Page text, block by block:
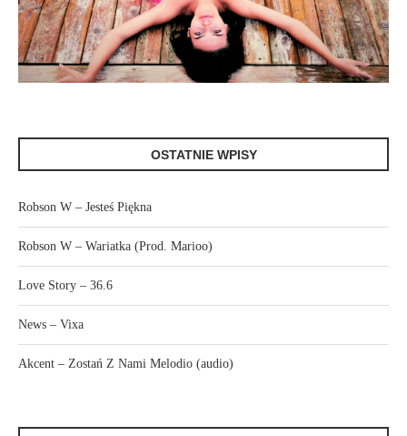
OSTATNIE WPISY
Robson W – Jesteś Piękna
Robson W – Wariatka (Prod. Marioo)
Love Story – 36.6
News – Vixa
Akcent – Zostań Z Nami Melodio (audio)